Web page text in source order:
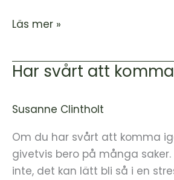
Läs mer »
Har svårt att
Susanne Clintholt
Om du har svårt att komma
givetvis bero på många
inte, det kan lätt bli så i en
Har
att
igång